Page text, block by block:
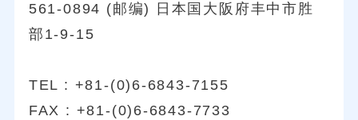
561-0894 (邮编) 日本国大阪府丰中市胜
部1-9-15
TEL : +81-(0)6-6843-7155
FAX : +81-(0)6-6843-7733